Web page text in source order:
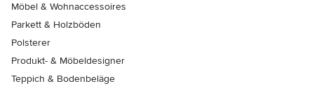
Möbel & Wohnaccessoires
Parkett & Holzböden
Polsterer
Produkt- & Möbeldesigner
Teppich & Bodenbeläge